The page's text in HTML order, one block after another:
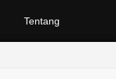
Tentang